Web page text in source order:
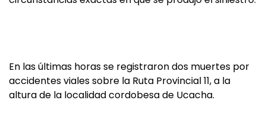
En las últimas horas se registraron dos muertes por
accidentes viales sobre la Ruta Provincial 11, a la
altura de la localidad cordobesa de Ucacha.